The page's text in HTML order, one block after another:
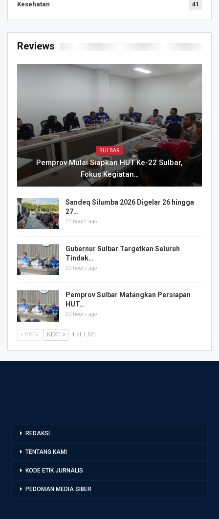
Kesehatan 41
Reviews
SULBAR
Pemprov Mulai Siapkan HUT Ke-22 Sulbar,
Fokus Kegiatan…
Sandeq Silumba 2026 Digelar 26 hingga
27…
20 hours ago
Gubernur Sulbar Targetkan Seluruh
Tindak…
20 hours ago
Pemprov Sulbar Matangkan Persiapan
HUT…
20 hours ago
PREV NEXT 1 of 1,521
REDAKSI
TENTANG KAMI
KODE ETIK JURNALIS
PEDOMAN MEDIA SIBER